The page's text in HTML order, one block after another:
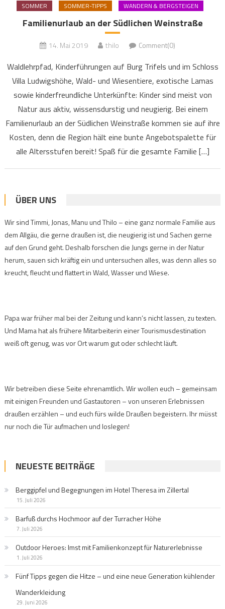
SOMMER SOMMER-TIPPS WANDERN & BERGSTEIGEN
Familienurlaub an der Südlichen Weinstraße
14. Mai 2019 thilo Comment(0)
Waldlehrpfad, Kinderführungen auf Burg Trifels und im Schloss
Villa Ludwigshöhe, Wald- und Wiesentiere, exotische Lamas
sowie kinderfreundliche Unterkünfte: Kinder sind meist von
Natur aus aktiv, wissensdurstig und neugierig. Bei einem
Familienurlaub an der Südlichen Weinstraße kommen sie auf ihre
Kosten, denn die Region hält eine bunte Angebotspalette für
alle Altersstufen bereit! Spaß für die gesamte Familie […]
ÜBER UNS
Wir sind Timmi, Jonas, Manu und Thilo – eine ganz normale Familie aus
dem Allgäu, die gerne draußen ist, die neugierig ist und Sachen gerne
auf den Grund geht. Deshalb forschen die Jungs gerne in der Natur
herum, sauen sich kräftig ein und untersuchen alles, was denn alles so
kreucht, fleucht und flattert in Wald, Wasser und Wiese.
Papa war früher mal bei der Zeitung und kann’s nicht lassen, zu texten.
Und Mama hat als frühere Mitarbeiterin einer Tourismusdestination
weiß oft genug, was vor Ort warum gut oder schlecht läuft.
Wir betreiben diese Seite ehrenamtlich. Wir wollen euch – gemeinsam
mit einigen Freunden und Gastautoren – von unseren Erlebnissen
draußen erzählen – und euch fürs wilde Draußen begeistern. Ihr müsst
nur noch die Tür aufmachen und loslegen!
NEUESTE BEITRÄGE
Berggipfel und Begegnungen im Hotel Theresa im Zillertal
15. Juli 2026
Barfuß durchs Hochmoor auf der Turracher Höhe
7. Juli 2026
Outdoor Heroes: Imst mit Familienkonzept für Naturerlebnisse
1. Juli 2026
Fünf Tipps gegen die Hitze – und eine neue Generation kühlender
Wanderkleidung
29. Juni 2026